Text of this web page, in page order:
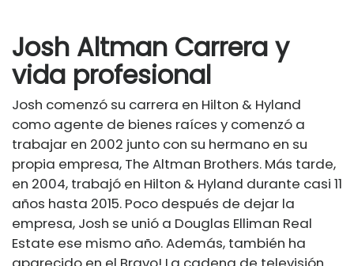
Josh Altman Carrera y
vida profesional
Josh comenzó su carrera en Hilton & Hyland
como agente de bienes raíces y comenzó a
trabajar en 2002 junto con su hermano en su
propia empresa, The Altman Brothers. Más tarde,
en 2004, trabajó en Hilton & Hyland durante casi 11
años hasta 2015. Poco después de dejar la
empresa, Josh se unió a Douglas Elliman Real
Estate ese mismo año. Además, también ha